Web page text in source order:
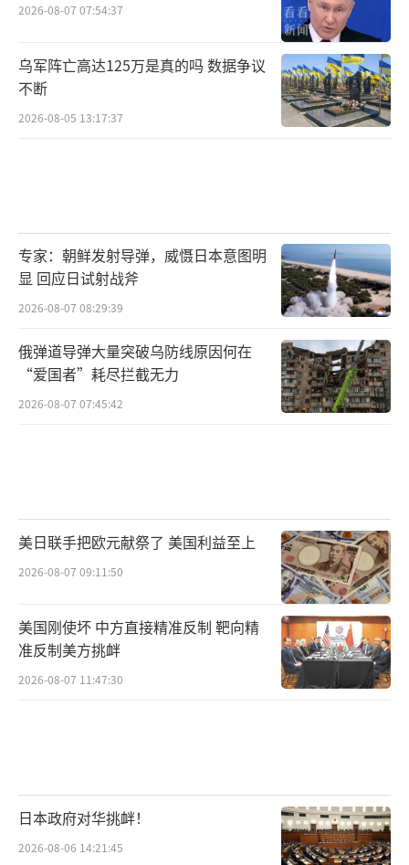
2026-08-07 07:54:37
乌军阵亡高达125万是真的吗 数据争议
不断
2026-08-05 13:17:37
专家：朝鲜发射导弹，威慑日本意图明
显 回应日试射战斧
2026-08-07 08:29:39
俄弹道导弹大量突破乌防线原因何在
“爱国者”耗尽拦截无力
2026-08-07 07:45:42
美日联手把欧元献祭了 美国利益至上
2026-08-07 09:11:50
美国刚使坏 中方直接精准反制 靶向精
准反制美方挑衅
2026-08-07 11:47:30
日本政府对华挑衅！
2026-08-06 14:21:45